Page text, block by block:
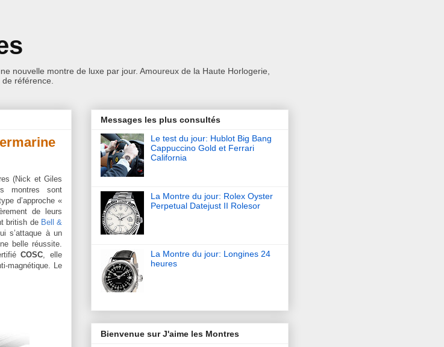
nouvelle montre de luxe par jour. Amoureux de la Haute Horlogerie,
référence.
(Nick et Giles
montres sont
d’approche «
de leurs
british de Bell &
s’attaque à un
belle réussite.
COSC, elle
magnétique. Le
Messages les plus consultés
Le test du jour: Hublot Big Bang
Cappuccino Gold et Ferrari
California
La Montre du jour: Rolex Oyster
Perpetual Datejust II Rolesor
La Montre du jour: Longines 24
heures
Bienvenue sur J'aime les Montres